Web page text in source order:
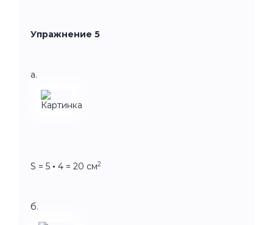
Упражнение 5
а.
S = 5 • 4 = 20 см2
б.